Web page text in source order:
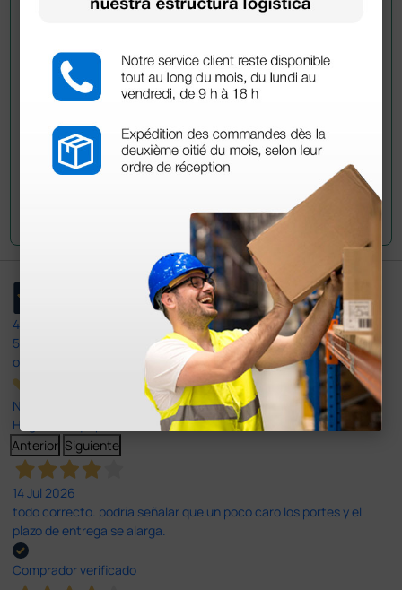
información?
han adquirido este producto.
Envía tu pregunta
4,4
597
opiniones
Nuestras reseñas de 4 y 5 estrellas.
Haga clic aquí para leerlos todos >
Anterior Siguiente
14 Jul 2026
todo correcto. podria señalar que un poco caro los portes y el
plazo de entrega se alarga.
Comprador verificado